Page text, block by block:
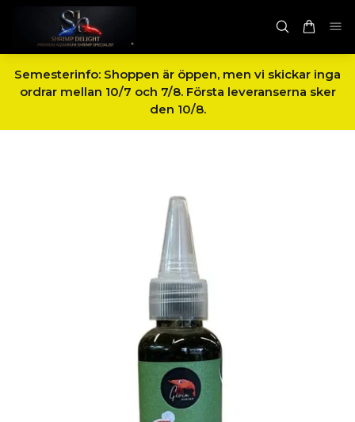
Semesterinfo: Shoppen är öppen, men vi skickar inga
ordrar mellan 10/7 och 7/8. Första leveranserna sker
den 10/8.